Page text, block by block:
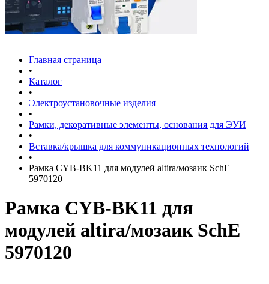
Главная страница
•
Каталог
•
Электроустановочные изделия
•
Рамки, декоративные элементы, основания для ЭУИ
•
Вставка/крышка для коммуникационных технологий
•
Рамка CYB-BK11 для модулей altira/мозаик SchE
5970120
Рамка CYB-BK11 для
модулей altira/мозаик SchE
5970120